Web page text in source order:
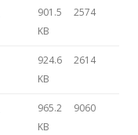
901.5
KB
2574
924.6
KB
2614
965.2
KB
9060